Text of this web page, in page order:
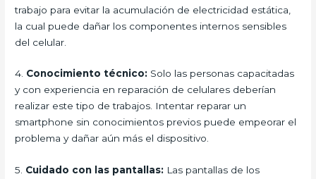
trabajo para evitar la acumulación de electricidad estática,
la cual puede dañar los componentes internos sensibles
del celular.
4. Conocimiento técnico: Solo las personas capacitadas
y con experiencia en reparación de celulares deberían
realizar este tipo de trabajos. Intentar reparar un
smartphone sin conocimientos previos puede empeorar el
problema y dañar aún más el dispositivo.
5. Cuidado con las pantallas: Las pantallas de los